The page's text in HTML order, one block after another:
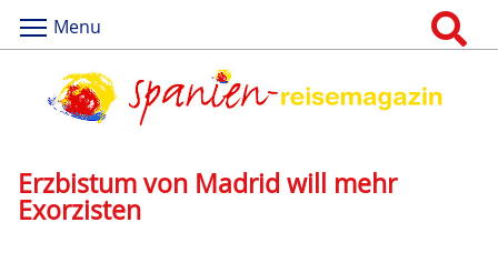
Menu
Erzbistum von Madrid will mehr
Exorzisten